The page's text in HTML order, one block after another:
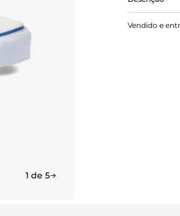
1 de 5
Nascido
tradicional
Vendido e